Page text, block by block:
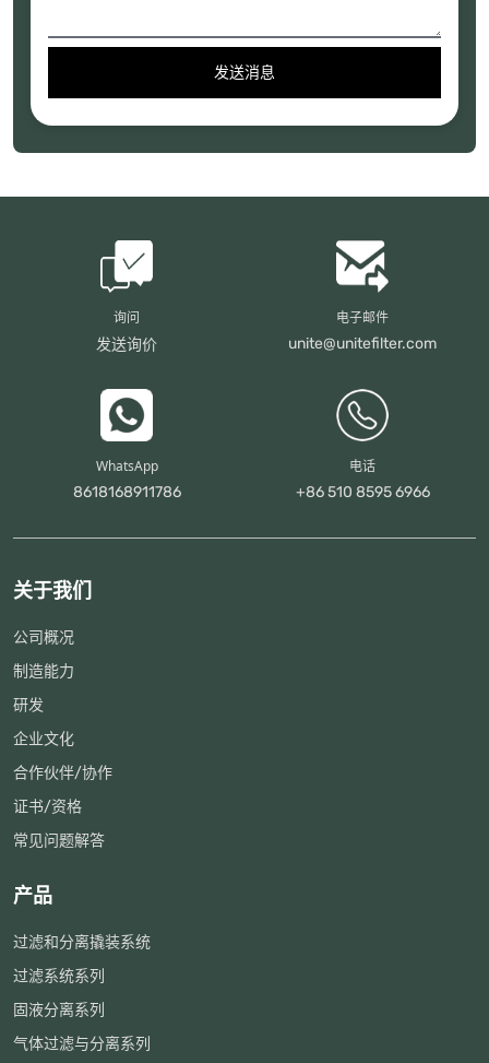
发送消息
询问
发送询价
电子邮件
unite@unitefilter.com
WhatsApp
8618168911786
电话
+86 510 8595 6966
关于我们
公司概况
制造能力
研发
企业文化
合作伙伴/协作
证书/资格
常见问题解答
产品
过滤和分离撬装系统
过滤系统系列
固液分离系列
气体过滤与分离系列